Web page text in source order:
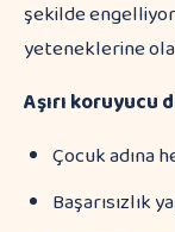
şekilde
yeteneklerine
Aşırı koruyucu
Çocuk adına
Başarısızlık